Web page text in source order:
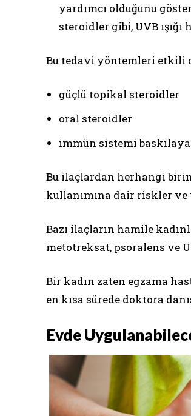
yardımcı olduğunu
steroidler gibi, UVB
Bu tedavi yöntemleri etkili
güçlü topikal steroidler
oral steroidler
immün sistemi
Bu ilaçlardan herhangi
kullanımına dair riskler
Bazı ilaçların hamile
metotreksat, psoralens ve
Bir kadın zaten egzama
en kısa sürede doktora
Evde